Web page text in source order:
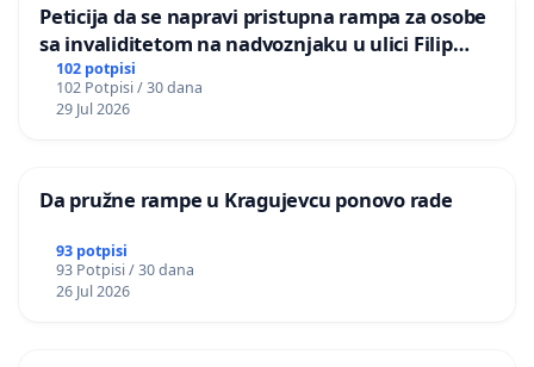
Peticija da se napravi pristupna rampa za osobe
sa invaliditetom na nadvoznjaku u ulici Filip
Kljajic u Kragujevcu
102 potpisi
102 Potpisi / 30 dana
29 Jul 2026
Da pružne rampe u Kragujevcu ponovo rade
93 potpisi
93 Potpisi / 30 dana
26 Jul 2026